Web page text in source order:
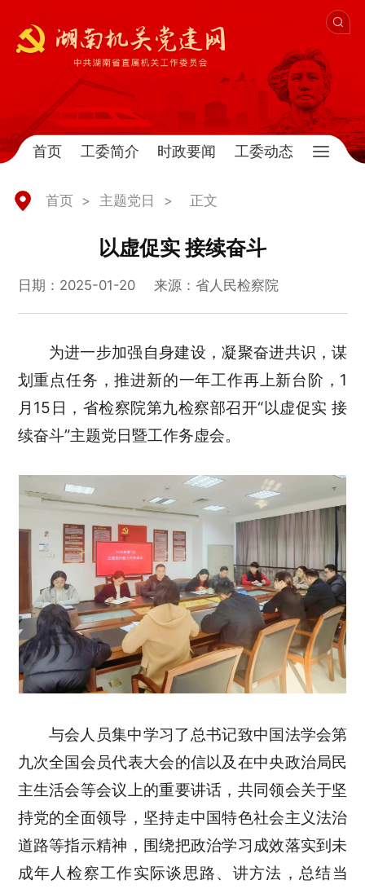
首页 工委简介 时政要闻 工委动态
首页 > 主题党日 > 正文
以虚促实 接续奋斗
日期：2025-01-20 来源：省人民检察院
为进一步加强自身建设，凝聚奋进共识，谋
划重点任务，推进新的一年工作再上新台阶，1
月15日，省检察院第九检察部召开“以虚促实 接
续奋斗”主题党日暨工作务虚会。
与会人员集中学习了总书记致中国法学会第
九次全国会员代表大会的信以及在中央政治局民
主生活会等会议上的重要讲话，共同领会关于坚
持党的全面领导，坚持走中国特色社会主义法治
道路等指示精神，围绕把政治学习成效落实到未
成年人检察工作实际谈思路、讲方法，总结当